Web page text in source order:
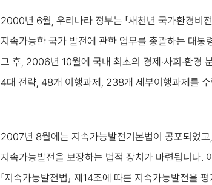
2000년 6월, 우리나라 정부는 「새천년 국가환경비
지속가능한 국가 발전에 관한 업무를 총괄하는 대통
그 후, 2006년 10월에 국내 최초의 경제·사회·환경
4대 전략, 48개 이행과제, 238개 세부이행과제를
2007년 8월에는 지속가능발전기본법이 공포되었
지속가능발전을 보장하는 법적 장치가 마련됩니다.
「지속가능발전법」 제14조에 따른 지속가능발전을